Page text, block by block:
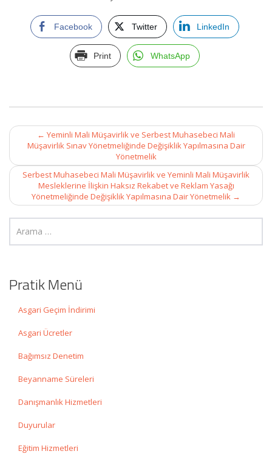
Facebook Twitter LinkedIn
Print WhatsApp
Post
navigation
← Yeminli Mali Müşavirlik ve Serbest Muhasebeci Mali
Müşavirlik Sınav Yönetmeliğinde Değişiklik Yapılmasına Dair
Yönetmelik
Serbest Muhasebeci Mali Müşavirlik ve Yeminli Mali Müşavirlik
Mesleklerine İlişkin Haksız Rekabet ve Reklam Yasağı
Yönetmeliğinde Değişiklik Yapılmasına Dair Yönetmelik →
Pratik Menü
Asgari Geçim İndirimi
Asgari Ücretler
Bağımsız Denetim
Beyanname Süreleri
Danışmanlık Hizmetleri
Duyurular
Eğitim Hizmetleri